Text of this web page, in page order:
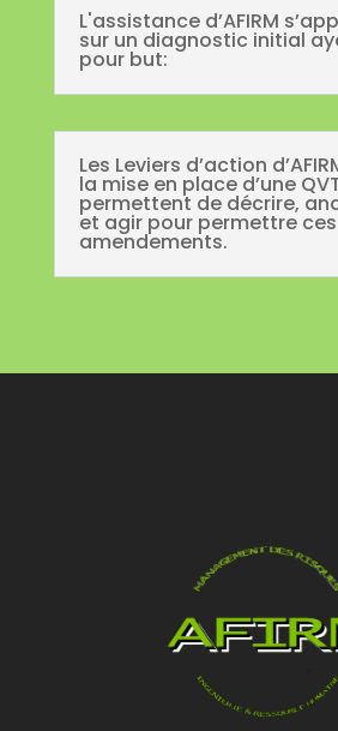
L'assistance d’AFIRM
sur un diagnostic initial
pour but:
Les Leviers d’action
la mise en place d’une
permettent de décrire,
et agir pour permettre ces
amendements.